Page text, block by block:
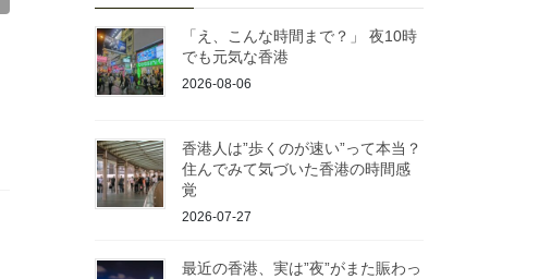
「え、こんな時間まで？」 夜10時
でも元気な香港
2026-08-06
香港人は”歩くのが速い”って本当？
住んでみて気づいた香港の時間感
覚
2026-07-27
最近の香港、実は”夜”がまた賑わっ